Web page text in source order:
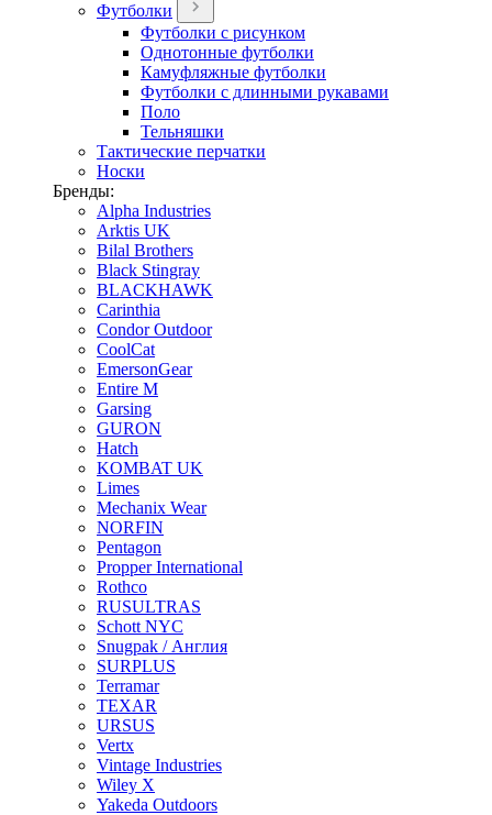
Футболки
Футболки с рисунком
Однотонные футболки
Камуфляжные футболки
Футболки с длинными рукавами
Поло
Тельняшки
Тактические перчатки
Носки
Бренды:
Alpha Industries
Arktis UK
Bilal Brothers
Black Stingray
BLACKHAWK
Carinthia
Condor Outdoor
CoolCat
EmersonGear
Entire M
Garsing
GURON
Hatch
KOMBAT UK
Limes
Mechanix Wear
NORFIN
Pentagon
Propper International
Rothco
RUSULTRAS
Schott NYC
Snugpak / Англия
SURPLUS
Terramar
TEXAR
URSUS
Vertx
Vintage Industries
Wiley X
Yakeda Outdoors